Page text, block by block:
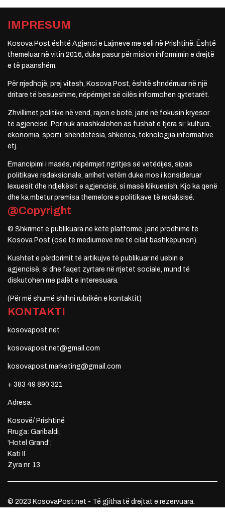
IMPRESUM
Kosova Post është Agjenci e Lajmeve me seli në Prishtinë. Është
themeluar në vitin 2016, duke pasur për mision informimin e drejtë
e të paanshëm.
Për rrjedhojë, prej vitesh, Kosova Post, është shndërruar në një
dritare të besueshme, nëpërmjet së cilës informohen qytetarët.
Zhvillimet politike në vend, rajon e botë, janë në fokusin kryesor
të agjencisë. Por nuk anashkalohen as fushat e tjera si: kultura,
ekonomia, sporti, shëndetësia, shkenca, teknologjia informative
etj.
Emancipimi i masës, nëpërmjet ngritjes së vetëdijes, sipas
politikave redaksionale, arrihet vetëm duke mos i konsideruar
lexuesit dhe ndjekësit e agjencisë, si masë klikuesish. Kjo ka qenë
dhe ka mbetur premisa themelore e politikave të redaksisë.
@Copyright
© Shkrimet e publikuara në këtë platformë, janë prodhime të
Kosova Post (ose të mediumeve me të cilat bashkëpunon).
Kushtet e përdorimit të artikujve të publikuar në uebin e
agjencisë, si dhe faqet zyrtare në rrjetet sociale, mund të
diskutohen me palët e interesuara.
(Për më shumë shihni rubrikën e kontaktit)
KONTAKTI
kosovapost.net
kosovapost.net@gmail.com
kosovapost.marketing@gmail.com
+ 383 49 890 321
Adresa:
Kosovë/ Prishtinë
Rruga: Garibaldi;
‘Hotel Grand’;
Kati II
Zyra nr. 13
© 2023 KosovaPost.net - Të gjitha të drejtat e rezervuara.